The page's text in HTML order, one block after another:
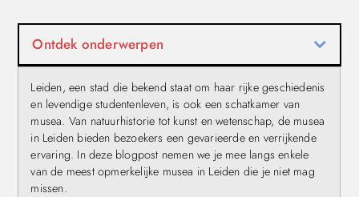
Leiden, een stad die bekend staat om haar rijke geschiedenis
en levendige studentenleven, is ook een schatkamer van
musea. Van natuurhistorie tot kunst en wetenschap, de musea
in Leiden bieden bezoekers een gevarieerde en verrijkende
ervaring. In deze blogpost nemen we je mee langs enkele
van de meest opmerkelijke musea in Leiden die je niet mag
missen.
Ontdek onderwerpen